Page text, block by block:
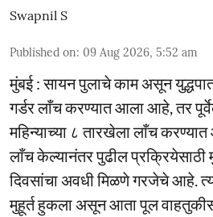
Swapnil S
Published on: 09 Aug 2026, 5:52 am
मुंबई : सायन पुलाचे काम असून
गर्डर लाँच करण्यात आला आहे, तर
महिन्याच्या ८ तारखेला लाँच
लाँच केल्यानंतर पुढील प्रक्रियेसाठी
दिवसांचा अवधी मिळणे गरजेचे आहे.
मुहूर्त हुकला असून आता पूल